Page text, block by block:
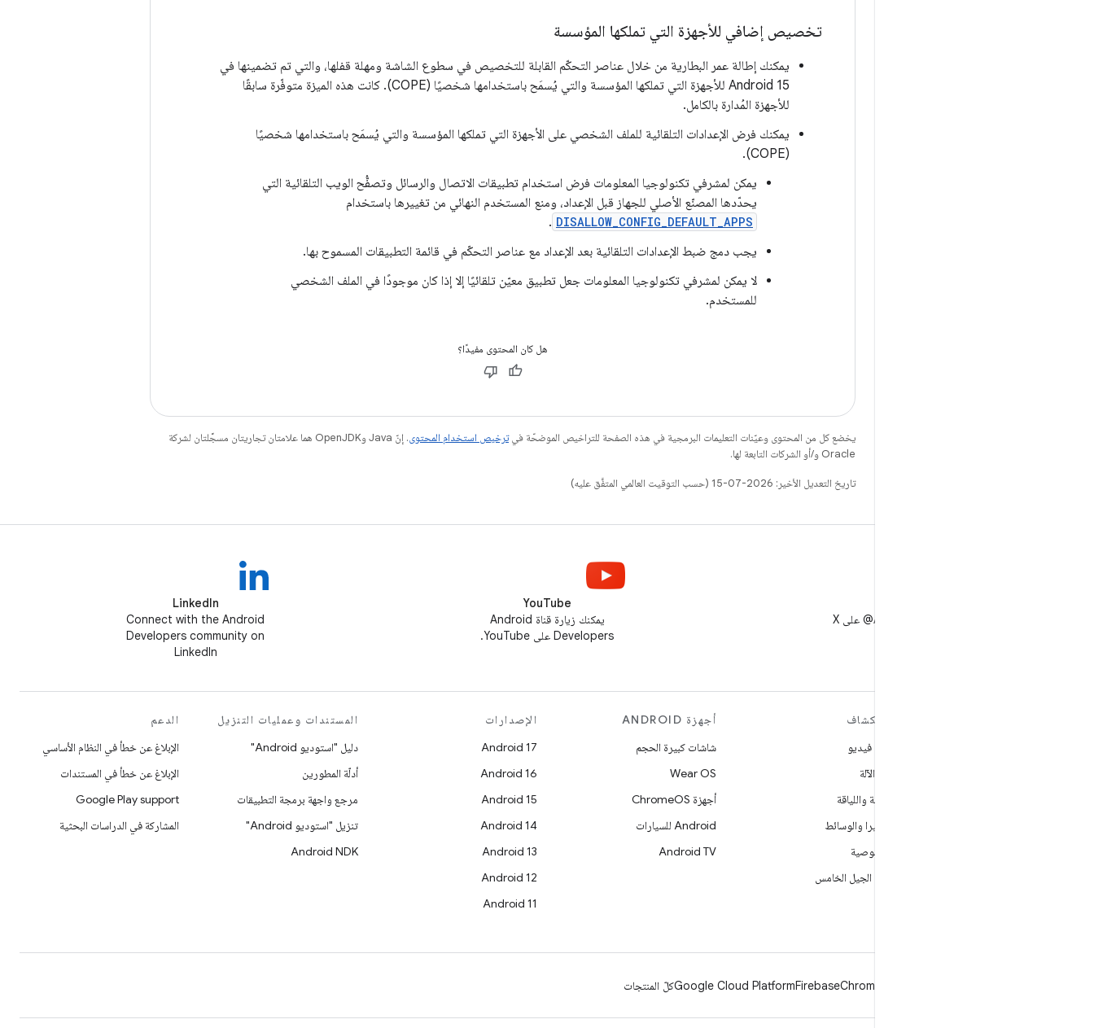
تخصيص إضافي للأجهزة التي تملكها المؤسسة
يمكنك إطالة عمر البطارية من خلال عناصر التحكّم القابلة للتخصيص في سطوع الشاشة ومهلة قفلها، والتي تم تضمينها في
Android 15 للأجهزة التي تملكها المؤسسة والتي يُسمَح باستخدامها شخصيًا (COPE). كانت هذه الميزة متوفّرة سابقًا
للأجهزة المُدارة بالكامل.
يمكنك فرض الإعدادات التلقائية للملف الشخصي على الأجهزة التي تملكها المؤسسة والتي يُسمَح باستخدامها شخصيًا
(COPE).
يمكن لمشرفي تكنولوجيا المعلومات فرض استخدام تطبيقات الاتصال والرسائل وتصفُّح الويب التلقائية التي
يحدّدها المصنّع الأصلي للجهاز قبل الإعداد، ومنع المستخدم النهائي من تغييرها باستخدام
DISALLOW_CONFIG_DEFAULT_APPS
.
يجب دمج ضبط الإعدادات التلقائية بعد الإعداد مع عناصر التحكّم في قائمة التطبيقات المسموح بها.
لا يمكن لمشرفي تكنولوجيا المعلومات جعل تطبيق معيّن تلقائيًا إلا إذا كان موجودًا في الملف الشخصي
للمستخدم.
هل كان المحتوى مفيدًا؟
يخضع كل من المحتوى وعيّنات التعليمات البرمجية في هذه الصفحة للتراخيص الموضحّة فيترخيص استخدام المحتوى
. إنّ Java وOpenJDK هما علامتان تجاريتان مسجَّلتان لشركة
Oracle و/أو الشركات التابعة لها.
تاريخ التعديل الأخير: 2026-07-15 (حسب التوقيت العالمي المتفَّق عليه)
YouTube
يمكنك زيارة قناة Android
Developers على YouTube.
LinkedIn
Connect with the Android
Developers community on
LinkedIn
استكشاف
ألعاب فيديو
تعلُم الآلة
الصحة واللياقة
الكاميرا والوسائط
الخصوصية
شبكة الجيل الخامس
أجهزة ANDROID
شاشات كبيرة الحجم
Wear OS
أجهزة ChromeOS
Android للسيارات
Android TV
الإصدارات
Android 17
Android 16
Android 15
Android 14
Android 13
Android 12
Android 11
المستندات وعمليات التنزيل
دليل "استوديو Android"
أدلّة المطورين
مرجع واجهة برمجة التطبيقات
تنزيل "استوديو Android"
Android NDK
الدعم
الإبلاغ عن خطأ في النظام الأساسي
الإبلاغ عن خطأ في المستندات
Google Play support
المشاركة في الدراسات البحثية
Chrome
Firebase
Google Cloud Platformكلّ المنتجات